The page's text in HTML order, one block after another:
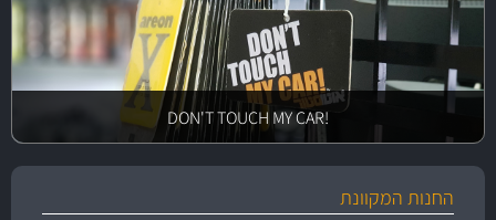
!DON'T TOUCH MY CAR
החנות המקוונת